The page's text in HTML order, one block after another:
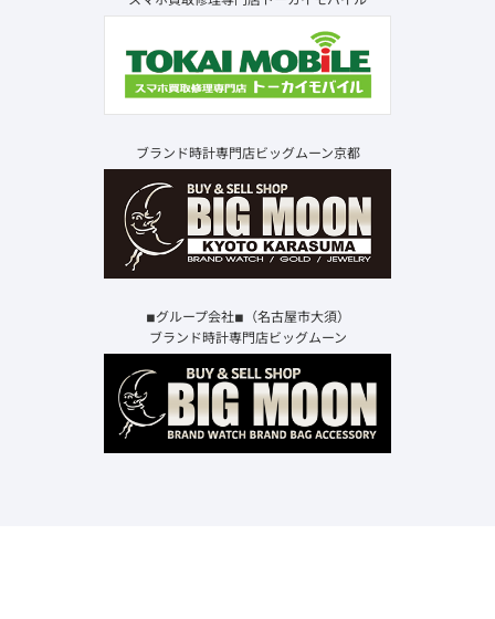
ブランド時計専門店ビッグムーン京都
◾︎グループ会社◾︎（名古屋市大須）
ブランド時計専門店ビッグムーン